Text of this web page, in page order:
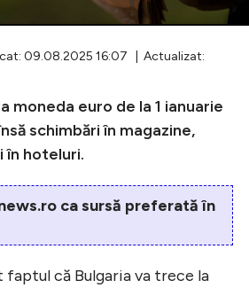
cont
09.08.2025 16:07 | Actualizat:
moneda euro de la 1 ianuarie
schimbări în magazine,
în hoteluri.
ca sursă preferată în
faptul că Bulgaria va trece la